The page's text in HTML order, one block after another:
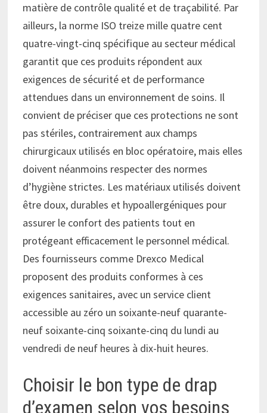
matière de contrôle qualité et de traçabilité. Par
ailleurs, la norme ISO treize mille quatre cent
quatre-vingt-cinq spécifique au secteur médical
garantit que ces produits répondent aux
exigences de sécurité et de performance
attendues dans un environnement de soins. Il
convient de préciser que ces protections ne sont
pas stériles, contrairement aux champs
chirurgicaux utilisés en bloc opératoire, mais elles
doivent néanmoins respecter des normes
d’hygiène strictes. Les matériaux utilisés doivent
être doux, durables et hypoallergéniques pour
assurer le confort des patients tout en
protégeant efficacement le personnel médical.
Des fournisseurs comme Drexco Medical
proposent des produits conformes à ces
exigences sanitaires, avec un service client
accessible au zéro un soixante-neuf quarante-
neuf soixante-cinq soixante-cinq du lundi au
vendredi de neuf heures à dix-huit heures.
Choisir le bon type de drap
d’examen selon vos besoins